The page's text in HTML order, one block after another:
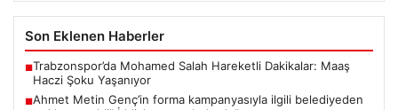
Son Eklenen Haberler
■Trabzonspor’da Mohamed Salah Hareketli Dakikalar: Maaş
Haczi Şoku Yaşanıyor
■Ahmet Metin Genç’in forma kampanyasıyla ilgili belediyeden